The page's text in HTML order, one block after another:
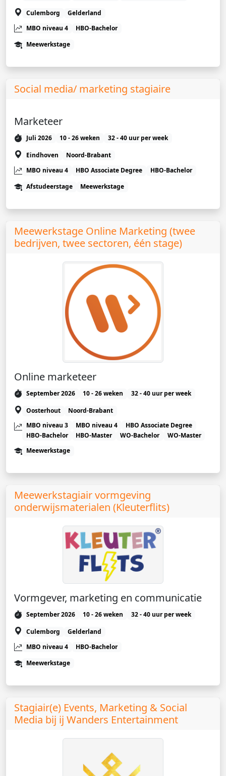
Culemborg
Gelderland
MBO niveau 4
HBO-Bachelor
Meewerkstage
Social media/ marketing stagiaire
Marketeer
Juli 2026 10 - 26 weken
32 - 40 uur per week
Eindhoven
Noord-Brabant
MBO niveau 4
HBO Associate Degree
HBO-Bachelor
Afstudeerstage
Meewerkstage
Meewerkstage Online Marketing (twee
bedrijven, twee sectoren, één stage)
Online marketeer
September 2026 10 - 26 weken
32 - 40 uur per week
Oosterhout
Noord-Brabant
MBO niveau 3
MBO niveau 4
HBO Associate Degree
HBO-Bachelor
HBO-Master WO-Bachelor
WO-Master
Meewerkstage
Meewerkstagiair vormgeving
onderwijsmaterialen (Kleuterflits)
Vormgever, marketing en communicatie
September 2026 10 - 26 weken
32 - 40 uur per week
Culemborg
Gelderland
MBO niveau 4
HBO-Bachelor
Meewerkstage
Stagiair(e) Events, Marketing & Social
Media bij ij Wanders Entertainment